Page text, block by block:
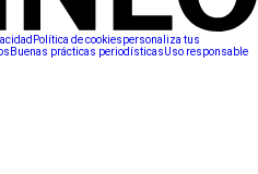
Política de cookiespersonaliza tus
Buenas prácticas periodísticasUso responsable